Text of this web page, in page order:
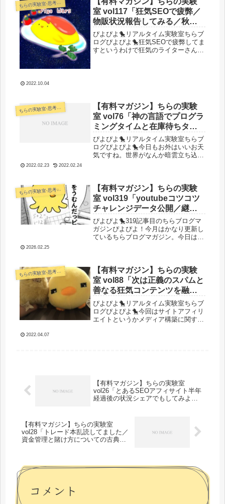
と...
ちらの実験室-思考・失敗談・リアルタイム実況等を発信します-
室 vol117「狂気SEOで疲弊／
物販状況報告してみる／秋の
サイト買収／kindle／放送大学
感想」
ぴよぴよ🐤リアルタイム実験室ちらブ
ログぴよぴよ🐤狂気SEOで疲弊してま
すというわけで狂気のライターさんた
2022.10.04
ちらの実験室-思考・失敗談・リアルタイム実況等を発信します-
【有料マガジン】ちらの実験
室 vol76「神の言語でプログラ
ミングタイムと在庫待ちタイ
ム」
ぴよぴよ🐤リアルタイム実験室ちらブ
ログぴよぴよ🐤今日もお外はいいお天
気ですね。世界がなんか暗雲立ち込め
ました暗いし鬱々してる昨今なので
な...
2022.02.23 2022.02.24
ちらの実験室-思考・失敗談・リアルタイム実況等を発信します-
【有料マガジン】ちらの実験
室 vol319「youtubeコツコツ
チャレンジデータ公開／継続
の秘訣／最近の子育てオワコ
ンと人生」
ぴよぴよ🐤319記事目のちらブログマ
ガジンぴよぴよ！今月はかなり更新し
ているちらブログマガジン。今日は深
で、その辺のデータもちゃんと公開
し...
2026.02.25
ちらの実験室-思考・失敗談・リアルタイム実況等を発信します-
【有料マガジン】ちらの実験
室 vol88「次は正義のスパムと
善なる狂気コンテンツを融合
させようと思う／ジャンルワ
ード1位とったお。施策につい
て語ってみる」
ぴよぴよ🐤リアルタイム実験室ちらブ
ログぴよぴよ🐤今回はサイトアフィリ
エイトというかメディア構築に関する
2022.04.07
【有料マガジン】ちらの実験室
vol26「とあるSEOアフィサイト半年
経過後の状況シェアでもしてみよっ
【有料マガジン】ちらの実験室
vol28「トレード本乱読してました／
資金管理と賭け方についての古典論
コメント